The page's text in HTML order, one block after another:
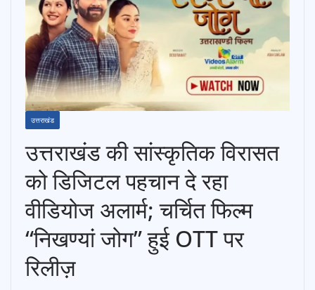
उत्तराखंड
उत्तराखंड की सांस्कृतिक विरासत
को डिजिटल पहचान दे रहा
वीडियोज अलार्म; चर्चित फिल्म
“निखण्यां जोग” हुई OTT पर
रिलीज़